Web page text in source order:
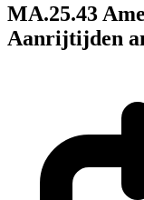
MA.25.43
Aanrijtijden